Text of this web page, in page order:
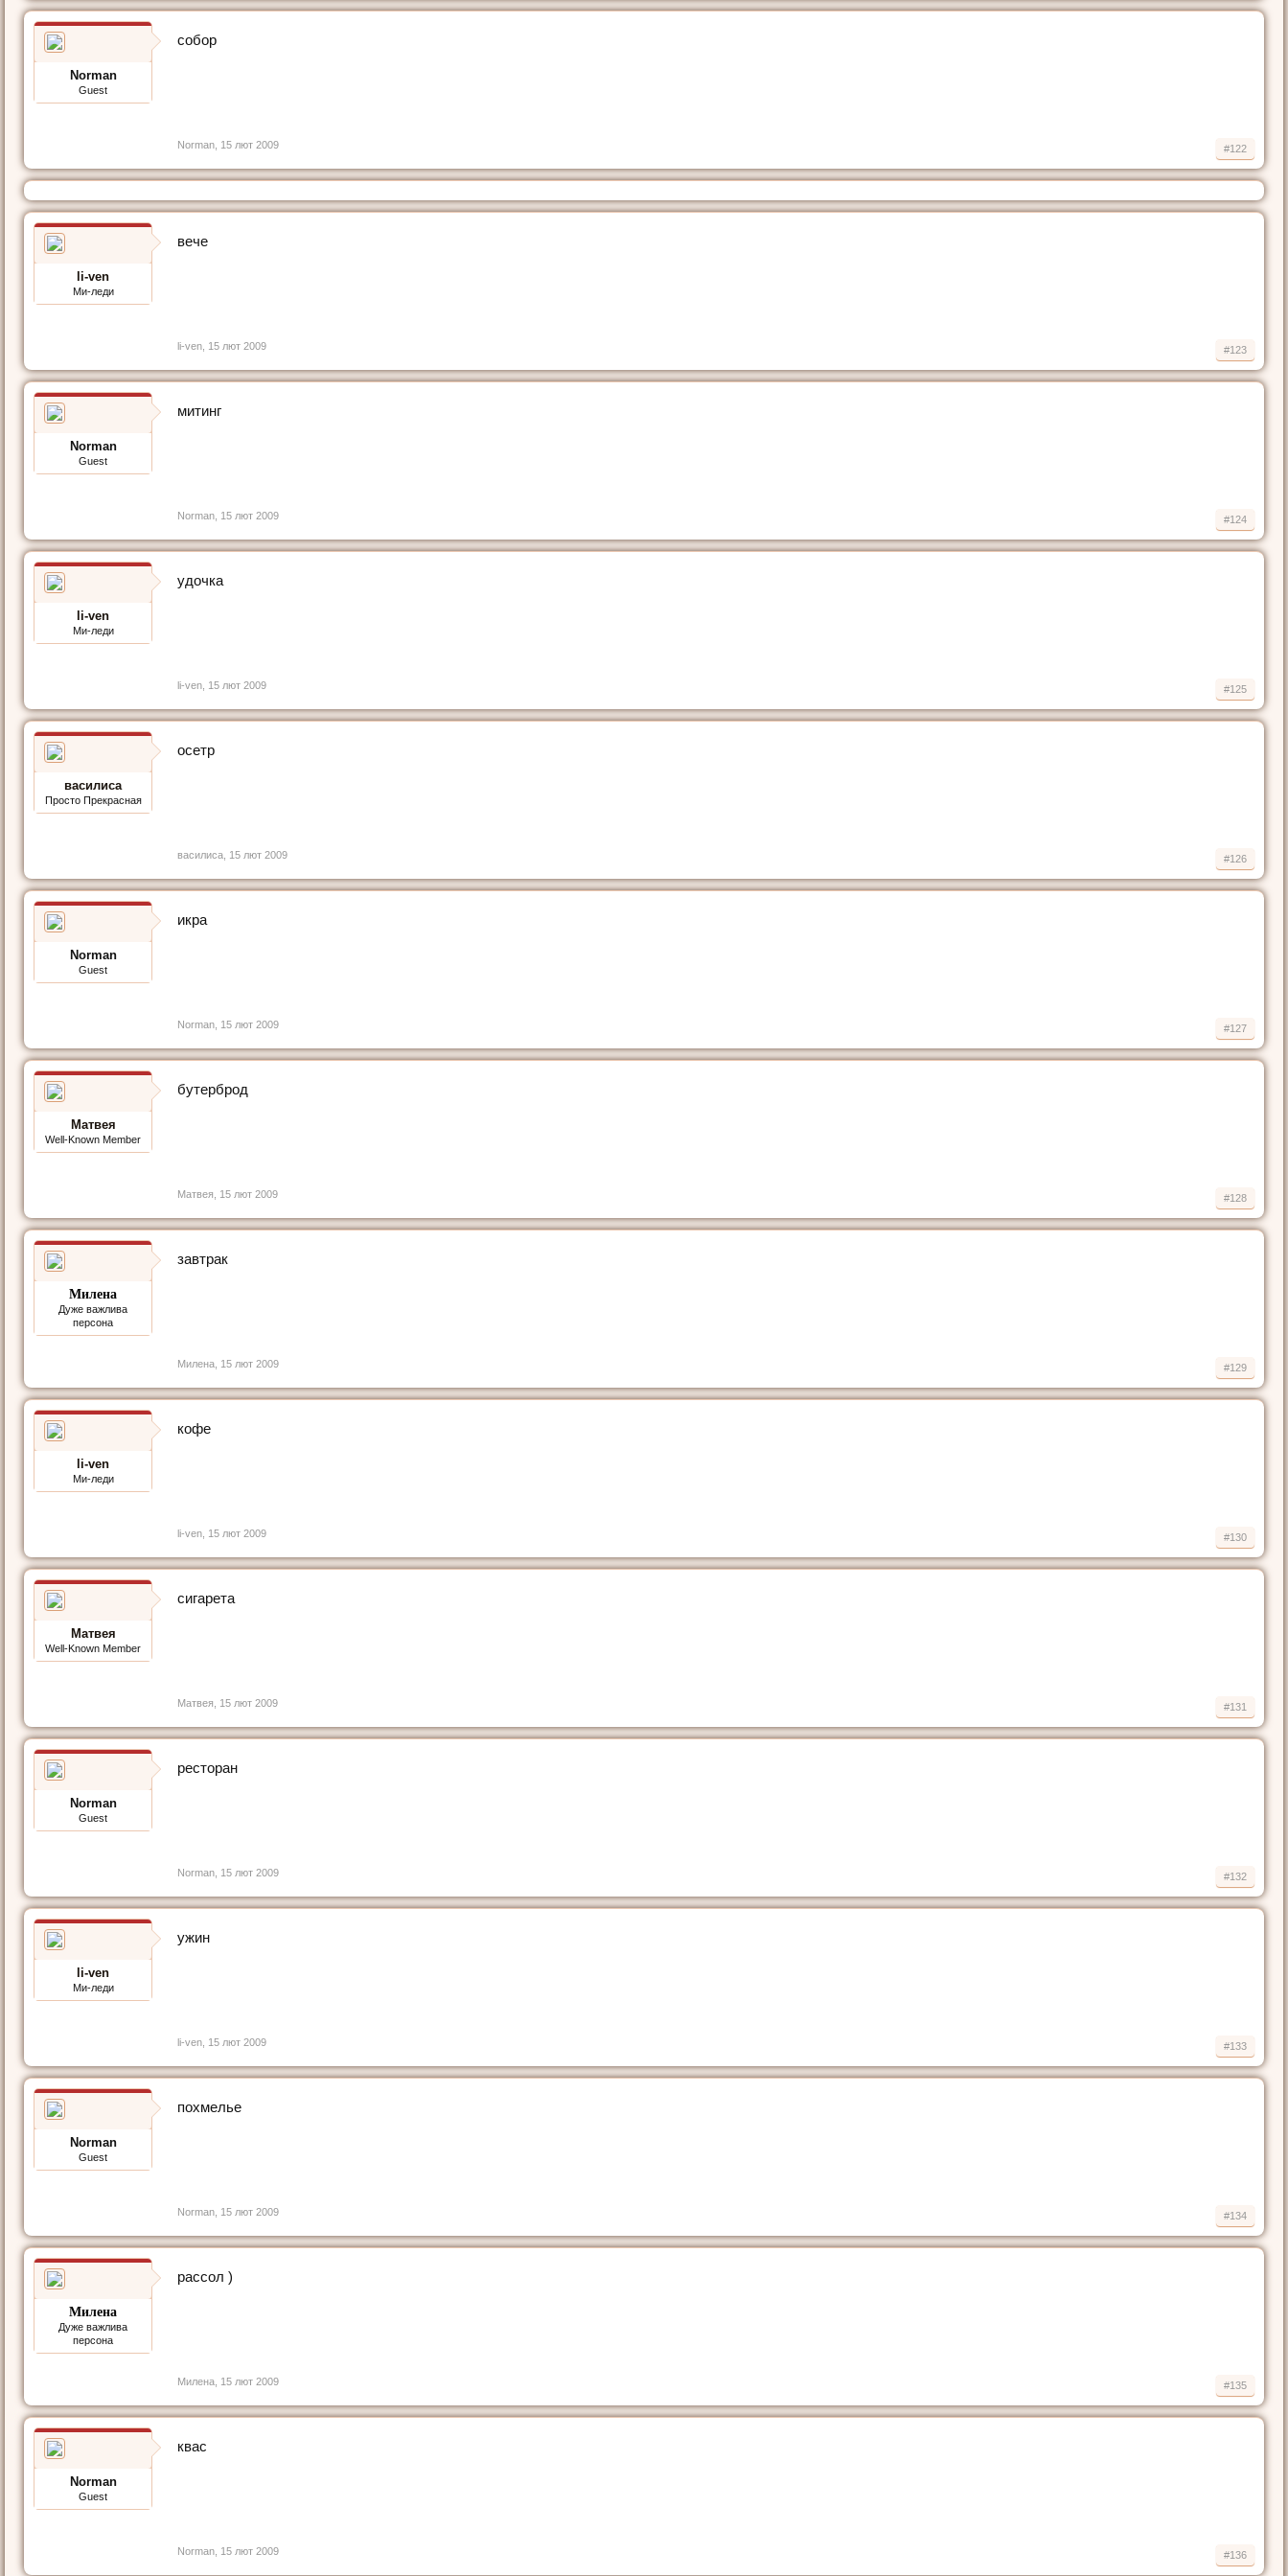
Norman
Guest
собор
Norman 15 лют 2009 #122
li-ven
Ми-леди
вече
li-ven 15 лют 2009 #123
Norman
Guest
митинг
Norman 15 лют 2009 #124
li-ven
Ми-леди
удочка
li-ven 15 лют 2009 #125
василиса
Просто Прекрасная
осетр
василиса 15 лют 2009 #126
Norman
Guest
икра
Norman 15 лют 2009 #127
Матвея
Well-Known Member
бутерброд
Матвея 15 лют 2009 #128
Милена
Дуже важлива
персона
завтрак
Милена 15 лют 2009 #129
li-ven
Ми-леди
кофе
li-ven 15 лют 2009 #130
Матвея
Well-Known Member
сигарета
Матвея 15 лют 2009 #131
Norman
Guest
ресторан
Norman 15 лют 2009 #132
li-ven
Ми-леди
ужин
li-ven 15 лют 2009 #133
Norman
Guest
похмелье
Norman 15 лют 2009 #134
Милена
Дуже важлива
персона
рассол )
Милена 15 лют 2009 #135
Norman
Guest
квас
Norman 15 лют 2009 #136